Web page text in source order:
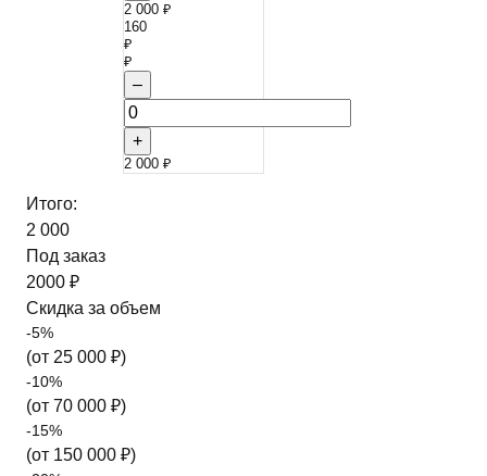
2 000 ₽
160
₽
₽
–
+
2 000 ₽
Итого:
2 000
Под заказ
2000 ₽
Скидка за объем
-5%
(от 25 000 ₽)
-10%
(от 70 000 ₽)
-15%
(от 150 000 ₽)